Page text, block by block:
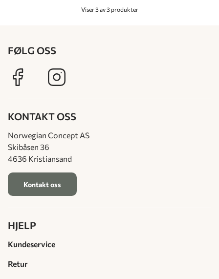
Viser 3 av 3 produkter
FØLG OSS
KONTAKT OSS
Norwegian Concept AS
Skibåsen 36
4636 Kristiansand
Kontakt oss
HJELP
Kundeservice
Retur